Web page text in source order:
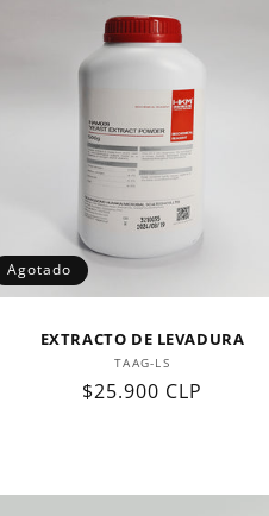
Agotado
EXTRACTO DE LEVADURA
Proveedor:
TAAG-LS
Precio
$25.900 CLP